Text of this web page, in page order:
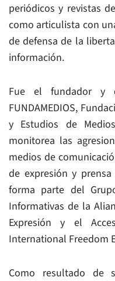
periódicos y revistas
como articulista con
de defensa de la
información.
Fue el fundador y
FUNDAMEDIOS,
y Estudios de
monitorea las
medios de
de expresión y prensa
forma parte del
Informativas de la
Expresión y el
International Freedom
Como resultado de